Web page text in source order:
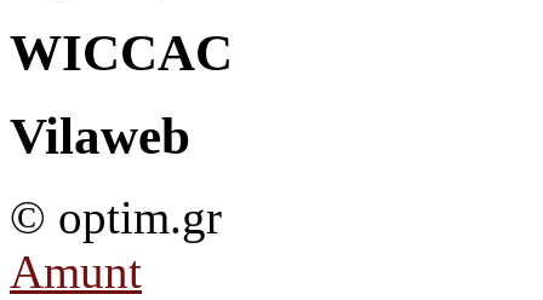
WICCAC
Vilaweb
© optim.gr
Amunt